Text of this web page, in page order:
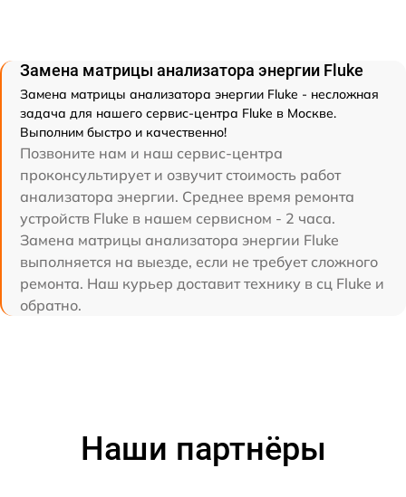
Замена матрицы анализатора энергии Fluke
Замена матрицы анализатора энергии Fluke - несложная
задача для нашего сервис-центра Fluke в Москве.
Выполним быстро и качественно!
Позвоните нам и наш сервис-центра
проконсультирует и озвучит стоимость работ
анализатора энергии. Среднее время ремонта
устройств Fluke в нашем сервисном - 2 часа.
Замена матрицы анализатора энергии Fluke
выполняется на выезде, если не требует сложного
ремонта. Наш курьер доставит технику в сц Fluke и
обратно.
Наши партнёры